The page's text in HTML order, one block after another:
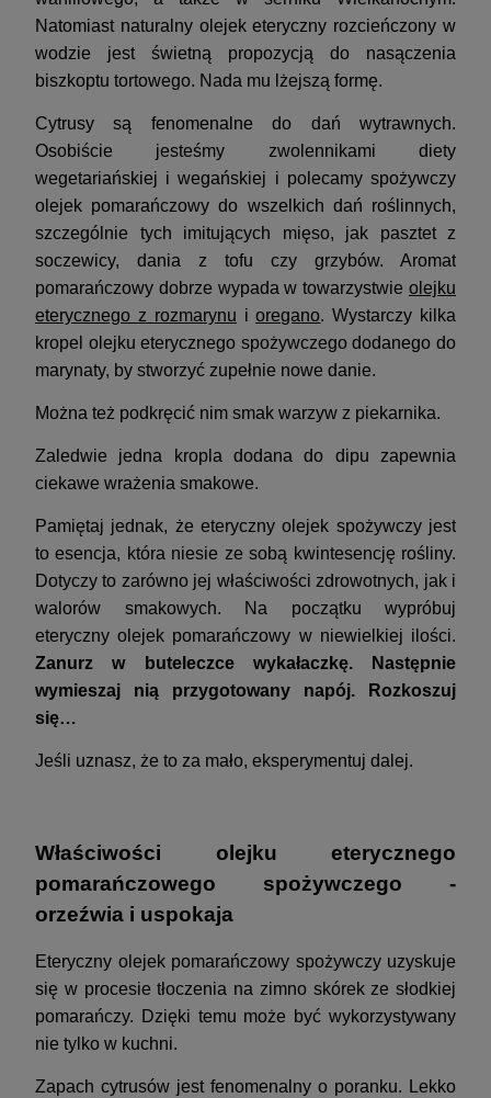
Natomiast naturalny olejek eteryczny rozcieńczony w
wodzie jest świetną propozycją do nasączenia
biszkoptu tortowego. Nada mu lżejszą formę.
Cytrusy są fenomenalne do dań wytrawnych.
Osobiście jesteśmy zwolennikami diety
wegetariańskiej i wegańskiej i polecamy spożywczy
olejek pomarańczowy do wszelkich dań roślinnych,
szczególnie tych imitujących mięso, jak pasztet z
soczewicy, dania z tofu czy grzybów. Aromat
pomarańczowy dobrze wypada w towarzystwie olejku
eterycznego z rozmarynu ioregano. Wystarczy kilka
kropel olejku eterycznego spożywczego dodanego do
marynaty, by stworzyć zupełnie nowe danie.
Można też podkręcić nim smak warzyw z piekarnika.
Zaledwie jedna kropla dodana do dipu zapewnia
ciekawe wrażenia smakowe.
Pamiętaj jednak, że eteryczny olejek spożywczy jest
to esencja, która niesie ze sobą kwintesencję rośliny.
Dotyczy to zarówno jej właściwości zdrowotnych, jak i
walorów smakowych. Na początku wypróbuj
eteryczny olejek pomarańczowy w niewielkiej ilości.
Zanurz w buteleczce wykałaczkę. Następnie
wymieszaj nią przygotowany napój. Rozkoszuj
się…
Jeśli uznasz, że to za mało, eksperymentuj dalej.
Właściwości olejku eterycznego
pomarańczowego spożywczego -
orzeźwia i uspokaja
Eteryczny olejek pomarańczowy spożywczy uzyskuje
się w procesie tłoczenia na zimno skórek ze słodkiej
pomarańczy. Dzięki temu może być wykorzystywany
nie tylko w kuchni.
Zapach cytrusów jest fenomenalny o poranku. Lekko